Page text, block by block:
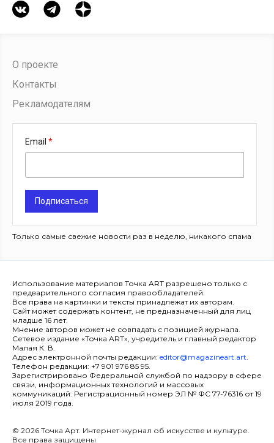
О проекте
Контакты
Рекламодателям
Email
Подписаться
Только самые свежие новости раз в неделю, никакого спама
Использование материалов Точка ART разрешено только с
предварительного согласия правообладателей.
Все права на картинки и тексты принадлежат их авторам.
Сайт может содержать контент, не предназначенный для лиц
младше 16 лет.
Мнение авторов может не совпадать с позицией журнала.
Сетевое издание «Точка ART», учредитель и главный редактор
Малая К. В.
Адрес электронной почты редакции: editor@magazineart.art.
Телефон редакции: +7 901 976 85 95.
Зарегистрировано Федеральной службой по надзору в сфере
связи, информационных технологий и массовых
коммуникаций. Регистрационный номер ЭЛ № ФС 77-76316 от 19
июля 2019 года.
© 2026 Точка Арт. Интернет-журнал об искусстве и культуре.
Все права защищены